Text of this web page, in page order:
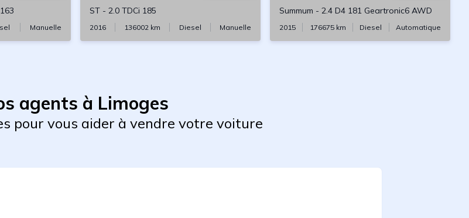
Manuelle
ST - 2.0 TDCi 185
2016 136002 km Diesel Manuelle
Summum - 2.4 D4 181 Geartronic6 AWD
2015 176675km Diesel Automatique
agents à Limoges
pour vous aider à vendre votre voiture